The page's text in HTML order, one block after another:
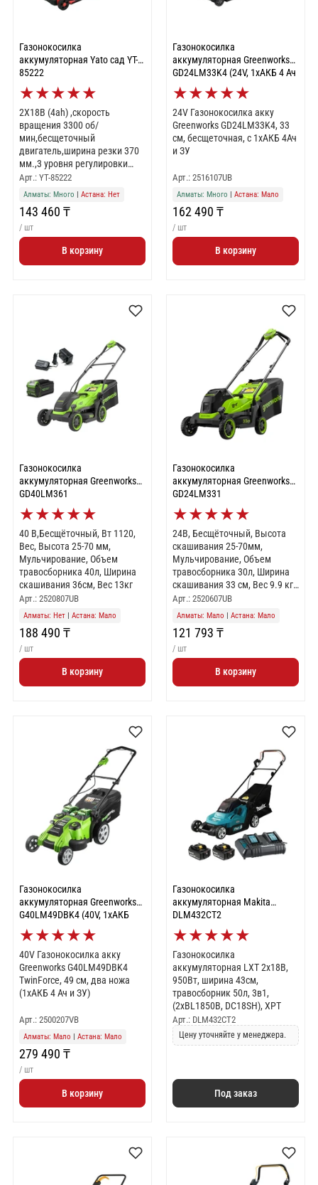
Газонокосилка
аккумуляторная Yato сад YT-
85222
★★★★★
2Х18В (4ah) ,скорость
вращения 3300 об/
мин,бесщеточный
двигатель,ширина резки 370
мм.,3 уровня регулировки
высоты,колеса 150 мм/200
мм,6 уровней стрижки
Арт.: YT-85222
Алматы: Много | Астана: Нет
143 460 ₸
/ шт
В корзину
Газонокосилка
аккумуляторная Greenworks
GD24LM33K4 (24V, 1хАКБ 4 Ач
и ЗУ) 2516107UB
★★★★★
24V Газонокосилка акку
Greenworks GD24LM33K4, 33
см, бесщеточная, с 1хАКБ 4Ач
и ЗУ
Арт.: 2516107UB
Алматы: Много | Астана: Мало
162 490 ₸
/ шт
В корзину
Газонокосилка
аккумуляторная Greenworks
GD40LM361
★★★★★
40 В,Бесщёточный, Вт 1120,
Вес, Высота 25-70 мм,
Мульчирование, Объем
травосборника 40л, Ширина
скашивания 36см, Вес 13кг
Арт.: 2520807UB
Алматы: Нет| Астана: Мало
188 490 ₸
/ шт
В корзину
Газонокосилка
аккумуляторная Greenworks
GD24LM331
★★★★★
24В, Бесщёточный, Высота
скашивания 25-70мм,
Мульчирование, Объем
травосборника 30л, Ширина
скашивания 33 см, Вес 9.9 кг
(с АКБ 4 Ач и ЗУ)
Арт.: 2520607UB
Алматы: Мало | Астана: Мало
121 793 ₸
/ шт
В корзину
Газонокосилка
аккумуляторная Greenworks
G40LM49DBK4 (40V, 1хАКБ
4Ач и ЗУ) 2500207VB
★★★★★
40V Газонокосилка акку
Greenworks G40LM49DBK4
TwinForce, 49 см, два ножа
(1хАКБ 4 Ач и ЗУ)
Арт.: 2500207VB
Алматы: Мало Астана: Мало
279 490 ₸
/ шт
В корзину
Газонокосилка
аккумуляторная Makita
DLM432CT2
★★★★★
Газонокосилка
аккумуляторная LXT 2х18В,
950Вт, ширина 43см,
травосборник 50л, 3в1,
(2xBL1850B, DC18SH), XPT
Арт.: DLM432CT2
Цену уточняйте у менеджера.
Под заказ